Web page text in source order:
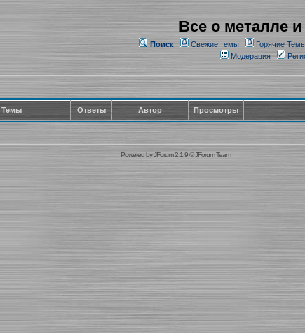
Все о металле и
Поиск Свежие темы Горячие
Модерация
Темы Ответы Автор Просмотры
Powered byJForum 2.1.9©JForum Team